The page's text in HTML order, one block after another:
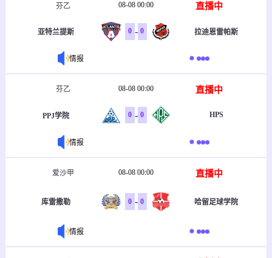
芬乙 08-08 00:00 直播中
亚特兰提斯 0 - 0 拉迪恩雷帕斯
情报
芬乙 08-08 00:00 直播中
PPJ学院 0 - 0 HPS
情报
爱沙甲 08-08 00:00 直播中
库雷撒勒 0 - 0 哈留足球学院
情报